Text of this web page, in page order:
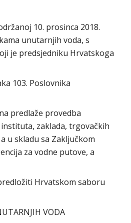
10. prosinca 2018.
unutarnjih voda, s
je predsjedniku Hrvatskoga
103. Poslovnika
predlaže provedba
zaklada, trgovačkih
u skladu sa Zaključkom
za vodne putove, a
Hrvatskom saboru
VODA